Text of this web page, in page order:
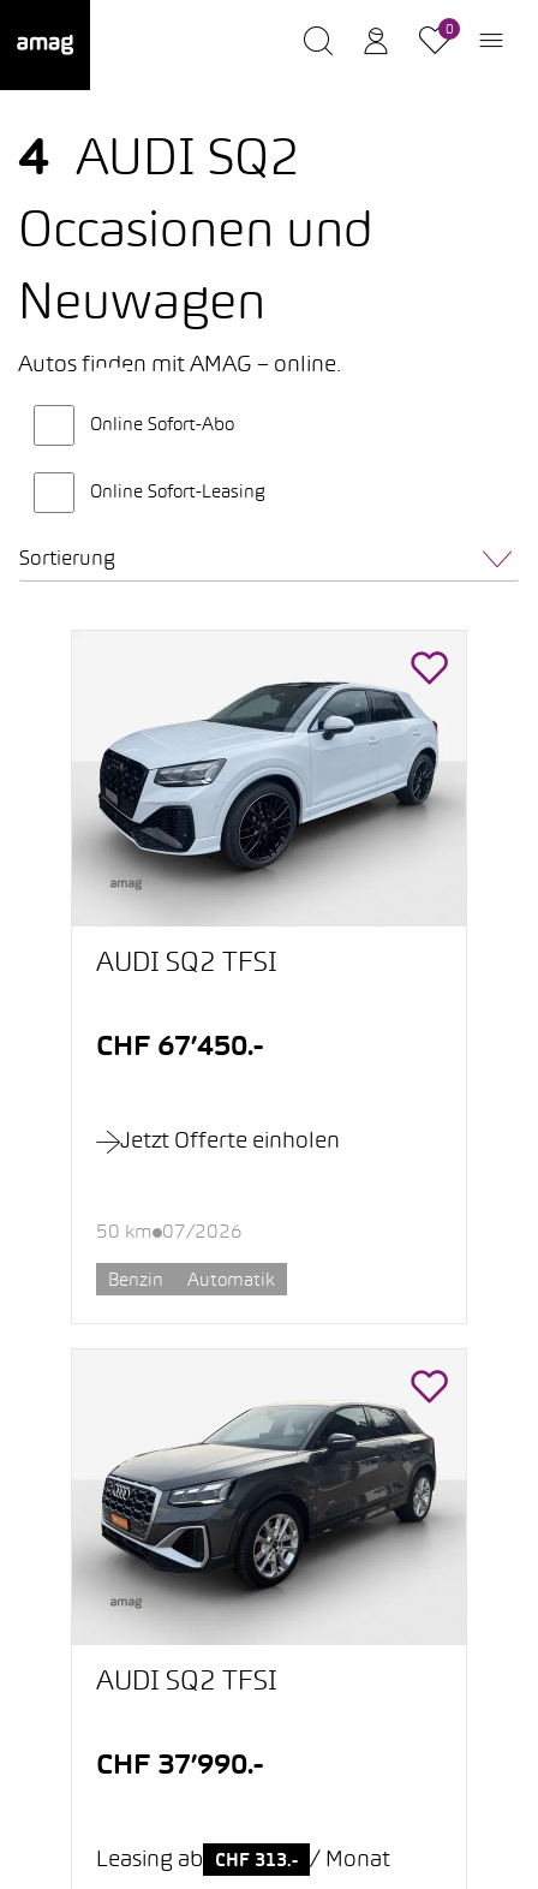
0
4 AUDI SQ2
Occasionen und
Neuwagen
Autos finden mit AMAG – online.
Online Sofort-Abo
Online Sofort-Leasing
Sortierung
AUDI SQ2 TFSI
CHF 67’450.-
Jetzt Offerte einholen
50 km 07/2026
Benzin Automatik
AUDI SQ2 TFSI
CHF 37’990.-
Leasing ab CHF 313.- / Monat